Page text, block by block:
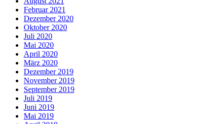
Februar 2021
Dezember 2020
Oktober 2020
Juli 2020
Mai 2020
April 2020
März 2020
Dezember 2019
November 2019
September 2019
Juli 2019
Juni 2019
Mai 2019